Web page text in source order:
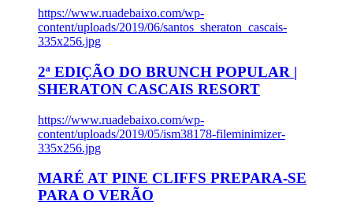
https://www.ruadebaixo.com/wp-
content/uploads/2019/06/santos_sheraton_cascais-
335x256.jpg
2ª EDIÇÃO DO BRUNCH POPULAR |
SHERATON CASCAIS RESORT
https://www.ruadebaixo.com/wp-
content/uploads/2019/05/ism38178-fileminimizer-
335x256.jpg
MARÉ AT PINE CLIFFS PREPARA-SE
PARA O VERÃO